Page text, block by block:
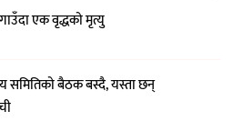
एक वृद्धको मृत्यु
बैठक बस्दै, यस्ता छन्